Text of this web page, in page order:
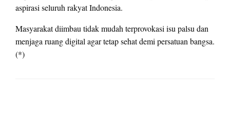
aspirasi seluruh rakyat Indonesia.
Masyarakat diimbau tidak mudah terprovokasi isu palsu dan
menjaga ruang digital agar tetap sehat demi persatuan bangsa.
(*)